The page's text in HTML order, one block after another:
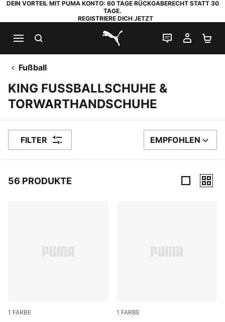
DEIN VORTEIL MIT PUMA KONTO: 60 TAGE RÜCKGABERECHT STATT 30
TAGE.
REGISTRIERE DICH JETZT
PUMA.com
LIVE-CHAT
MEIN
Fußball
KING FUSSBALLSCHUHE &
TORWARTHANDSCHUHE
FILTER SORTIEREN NACH
EMPFOHLEN
56 PRODUKTE
1 FARBE 1 FARBE